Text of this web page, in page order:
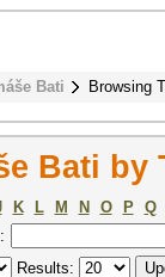
Bati Browsing
Bati by
K L M N O P
Q
Results: